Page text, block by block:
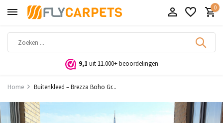
0
9,1 uit 11.000+ beoordelingen
Home Buitenkleed – Brezza Boho Gr...